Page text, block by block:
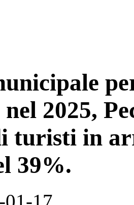
2025,
turisti in
39%.